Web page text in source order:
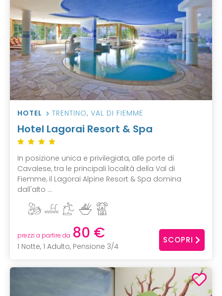
HOTEL TRENTINO, VAL DI FIEMME
Hotel Lagorai Resort & Spa
In posizione unica e privilegiata, alle porte di
Cavalese, tra le principali località della Val di
Fiemme, il Lagorai Alpine Resort & Spa domina
dall'alto ...
prezzi a partire da 80 €
1 Notte, 1 Adulto, Pensione 3/4
SCOPRI